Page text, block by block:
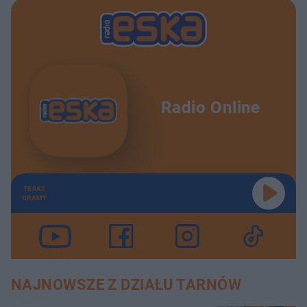
Radio Online
TERAZ
GRAMY
NAJNOWSZE Z DZIAŁU TARNÓW